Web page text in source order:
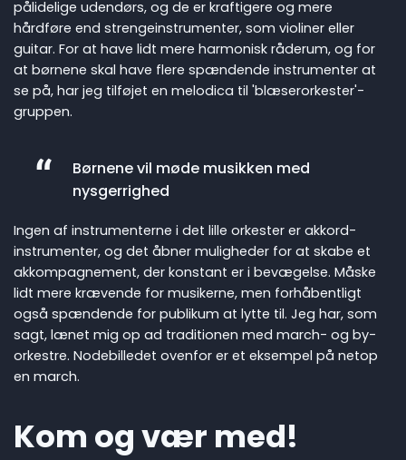
pålidelige udendørs, og de er kraftigere og mere
hårdføre end strengeinstrumenter, som violiner eller
guitar. For at have lidt mere harmonisk råderum, og for
at børnene skal have flere spændende instrumenter at
se på, har jeg tilføjet en melodica til 'blæserorkester'-
gruppen.
Børnene vil møde musikken med
nysgerrighed
Ingen af instrumenterne i det lille orkester er akkord-
instrumenter, og det åbner muligheder for at skabe et
akkompagnement, der konstant er i bevægelse. Måske
lidt mere krævende for musikerne, men forhåbentligt
også spændende for publikum at lytte til. Jeg har, som
sagt, lænet mig op ad traditionen med march- og by-
orkestre. Nodebilledet ovenfor er et eksempel på netop
en march.
Kom og vær med!